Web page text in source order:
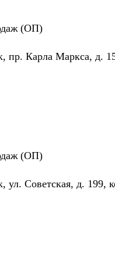
(ОП)
пр. Карла Маркса, д.
(ОП)
ул. Советская, д. 199,